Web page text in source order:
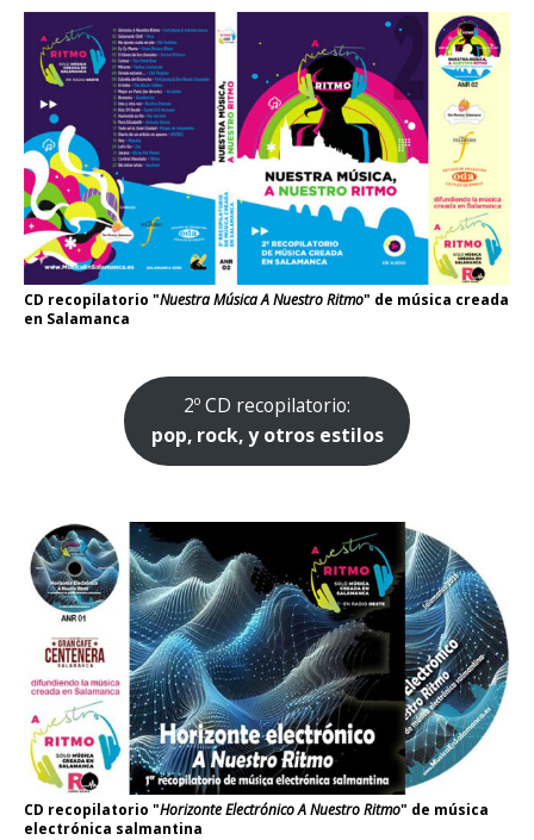
CD recopilatorio "Nuestra Música A Nuestro Ritmo" de música creada
en Salamanca
2º CD recopilatorio:
pop, rock, y otros estilos
CD recopilatorio "Horizonte Electrónico A Nuestro Ritmo" de música
electrónica salmantina